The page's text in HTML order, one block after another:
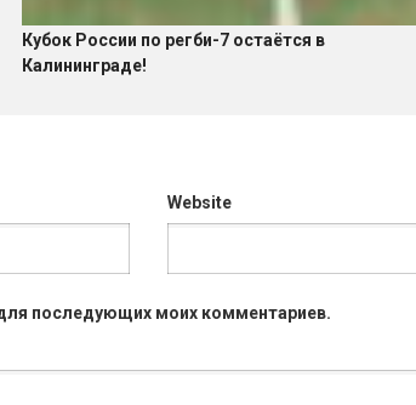
Кубок России по регби-7 остаётся в
Калининграде!
Website
последующих моих комментариев.